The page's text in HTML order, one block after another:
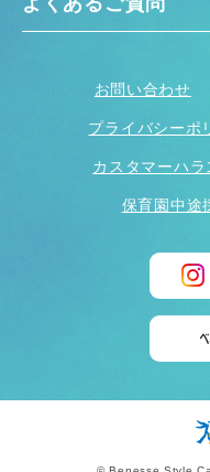
お問い合わせ
プライバシーポ
カスタマーハ
保育園中途